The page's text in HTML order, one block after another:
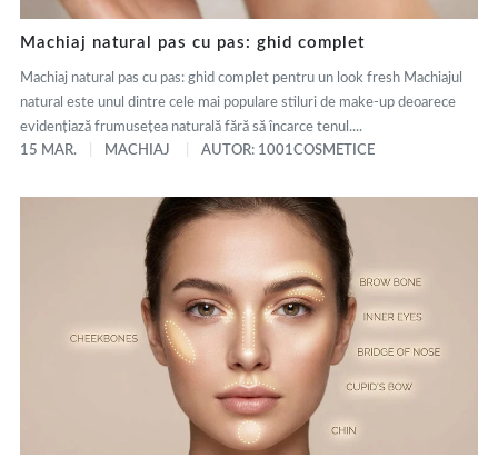
Machiaj natural pas cu pas: ghid complet
Machiaj natural pas cu pas: ghid complet pentru un look fresh Machiajul
natural este unul dintre cele mai populare stiluri de make-up deoarece
evidențiază frumusețea naturală fără să încarce tenul....
15 MAR.
MACHIAJ AUTOR: 1001COSMETICE